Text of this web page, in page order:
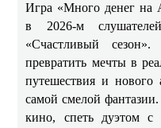
Игра «Много денег на
в 2026-м
«Счастливый
превратить мечты в
путешествия и нового
самой смелой
кино, спеть дуэтом с